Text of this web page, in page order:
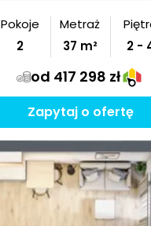
Pokoje
2
Metraż
37 m²
2 -
od 417 298 zł
Zapytaj o ofertę